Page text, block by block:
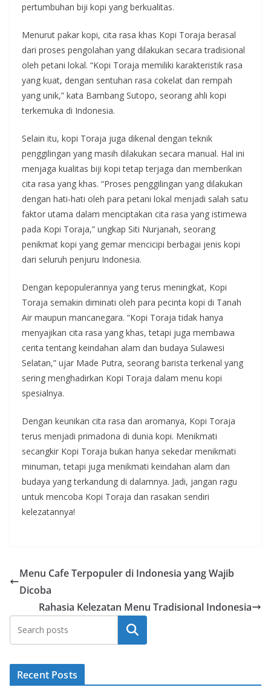
pertumbuhan biji kopi yang berkualitas.
Menurut pakar kopi, cita rasa khas Kopi Toraja berasal
dari proses pengolahan yang dilakukan secara tradisional
oleh petani lokal. “Kopi Toraja memiliki karakteristik rasa
yang kuat, dengan sentuhan rasa cokelat dan rempah
yang unik,” kata Bambang Sutopo, seorang ahli kopi
terkemuka di Indonesia.
Selain itu, kopi Toraja juga dikenal dengan teknik
penggilingan yang masih dilakukan secara manual. Hal ini
menjaga kualitas biji kopi tetap terjaga dan memberikan
cita rasa yang khas. “Proses penggilingan yang dilakukan
dengan hati-hati oleh para petani lokal menjadi salah satu
faktor utama dalam menciptakan cita rasa yang istimewa
pada Kopi Toraja,” ungkap Siti Nurjanah, seorang
penikmat kopi yang gemar mencicipi berbagai jenis kopi
dari seluruh penjuru Indonesia.
Dengan kepopulerannya yang terus meningkat, Kopi
Toraja semakin diminati oleh para pecinta kopi di Tanah
Air maupun mancanegara. “Kopi Toraja tidak hanya
menyajikan cita rasa yang khas, tetapi juga membawa
cerita tentang keindahan alam dan budaya Sulawesi
Selatan,” ujar Made Putra, seorang barista terkenal yang
sering menghadirkan Kopi Toraja dalam menu kopi
spesialnya.
Dengan keunikan cita rasa dan aromanya, Kopi Toraja
terus menjadi primadona di dunia kopi. Menikmati
secangkir Kopi Toraja bukan hanya sekedar menikmati
minuman, tetapi juga menikmati keindahan alam dan
budaya yang terkandung di dalamnya. Jadi, jangan ragu
untuk mencoba Kopi Toraja dan rasakan sendiri
kelezatannya!
Menu Cafe Terpopuler di Indonesia yang Wajib
Dicoba
Rahasia Kelezatan Menu Tradisional Indonesia
Search
Recent Posts